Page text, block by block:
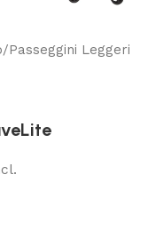
/Passeggini Leggeri